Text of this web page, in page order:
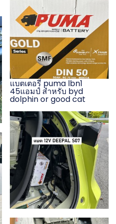
แบตเตอรี่ puma lbn1
45แอมป์ สำหรับ byd
dolphin or good cat